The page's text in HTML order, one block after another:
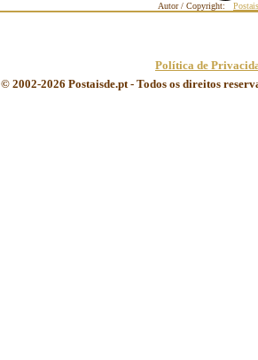
Autor / Copyright:
Política de
© 2002-2026 Postaisde.pt - Todos os direitos